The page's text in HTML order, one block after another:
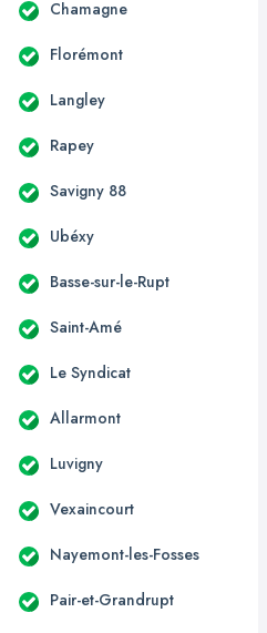
Chamagne
Florémont
Langley
Rapey
Savigny 88
Ubéxy
Basse-sur-le-Rupt
Saint-Amé
Le Syndicat
Allarmont
Luvigny
Vexaincourt
Nayemont-les-Fosses
Pair-et-Grandrupt